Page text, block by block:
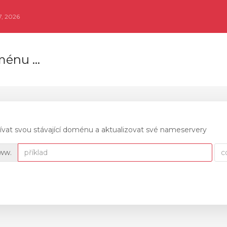
2026
...
svou stávající doménu a aktualizovat své nameservery